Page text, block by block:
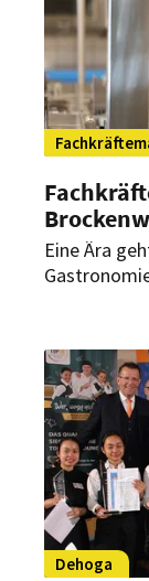
Eine Ära
Grund.
Dehoga